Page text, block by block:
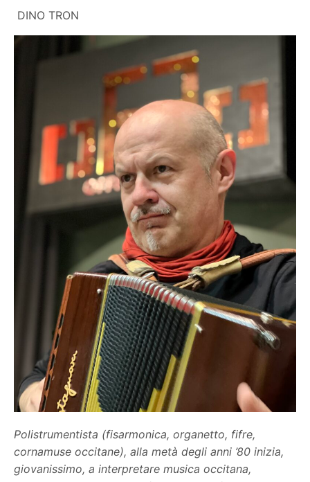
DINO TRON
Polistrumentista (fisarmonica, organetto, fifre,
cornamuse occitane), alla metà degli anni ’80 inizia,
giovanissimo, a interpretare musica occitana,